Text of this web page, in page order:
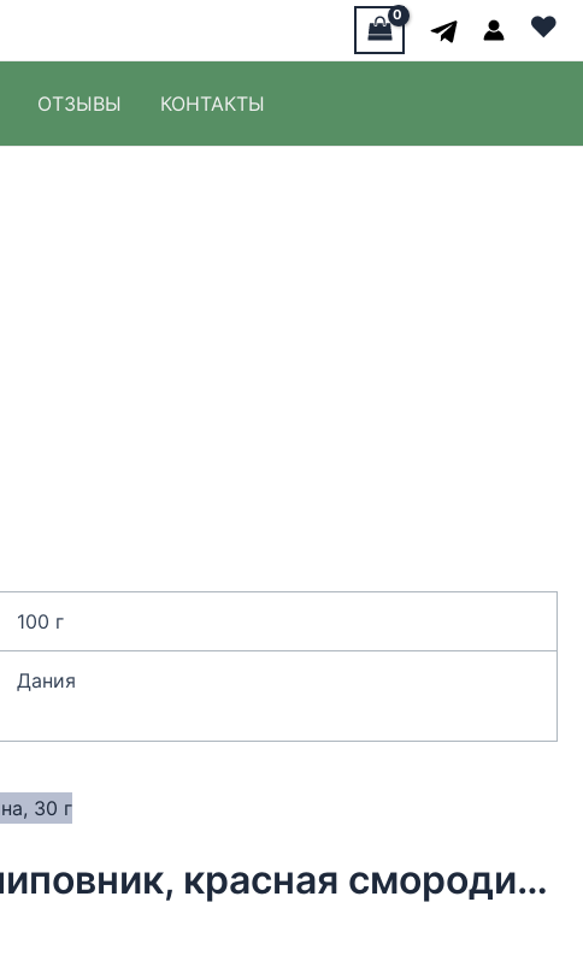
♥
ОТЗЫВЫ КОНТАКТЫ
100 г
Дания
Чай новогодний в мешочке, шиповник, красная смородина, 30 г